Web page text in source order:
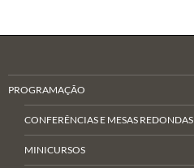
PROGRAMAÇÃO
CONFERÊNCIAS E MESAS REDONDAS
MINICURSOS